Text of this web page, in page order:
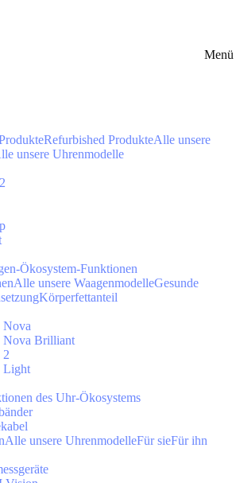
Menü
Refurbished ProdukteAlle unsere
unsere Uhrenmodelle
Ökosystem-Funktionen
Alle unsere WaagenmodelleGesunde
Körperfettanteil
Nova
Nova Brilliant
2
Light
des Uhr-Ökosystems
Alle unsere UhrenmodelleFür sieFür ihn